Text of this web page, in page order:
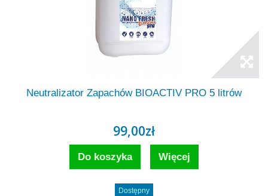
Neutralizator Zapachów BIOACTIV PRO 5 litrów
99,00zł
Do koszyka Więcej
Dostępny